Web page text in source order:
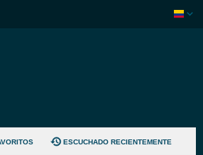
ESCUCHADO RECIENTEMENTE